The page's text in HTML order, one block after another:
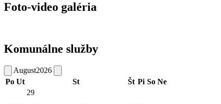
Foto-video galéria
Komunálne služby
August2026
Po Ut St Št Pi So Ne
29